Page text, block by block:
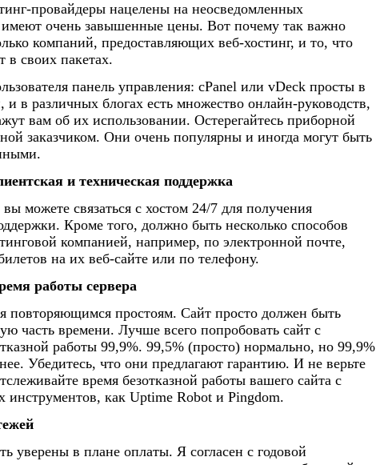
провайдеры нацелены на неосведомленных
имеют очень завышенные цены. Вот почему так важно
компаний, предоставляющих веб-хостинг, и то, что
в своих пакетах.
панель управления: cPanel или vDeck просты в
и в различных блогах есть множество онлайн-руководств,
вам об их использовании. Остерегайтесь приборной
заказчиком. Они очень популярны и иногда могут быть
и техническая поддержка
можете связаться с хостом 24/7 для получения
Кроме того, должно быть несколько способов
компанией, например, по электронной почте,
на их веб-сайте или по телефону.
работы сервера
повторяющимся простоям. Сайт просто должен быть
часть времени. Лучше всего попробовать сайт с
работы 99,9%. 99,5% (просто) нормально, но 99,9%
Убедитесь, что они предлагают гарантию. И не верьте
время безотказной работы вашего сайта с
как Uptime Robot и Pingdom.
уверены в плане оплаты. Я согласен с годовой